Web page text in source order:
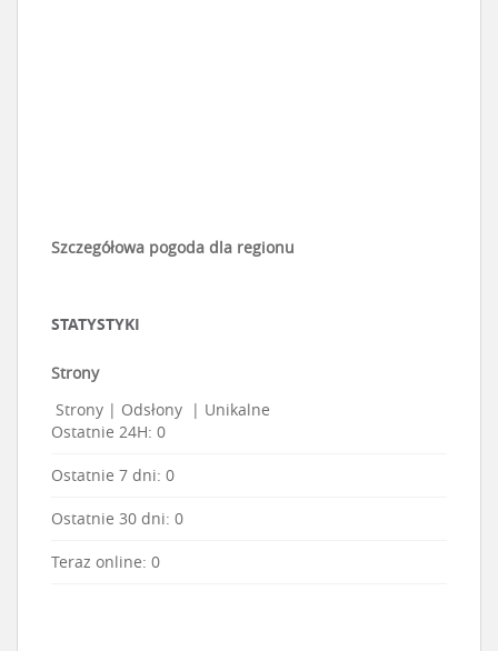
Szczegółowa pogoda dla regionu
STATYSTYKI
Strony
Strony | Odsłony | Unikalne
Ostatnie 24H: 0
Ostatnie 7 dni: 0
Ostatnie 30 dni: 0
Teraz online: 0